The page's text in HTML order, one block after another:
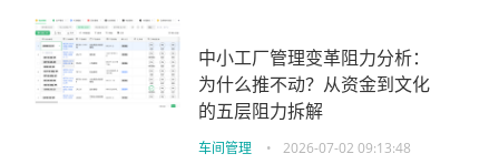
中小工厂管理变革阻力分析：
为什么推不动？从资金到文化
的五层阻力拆解
车间管理 • 2026-07-02 09:13:48